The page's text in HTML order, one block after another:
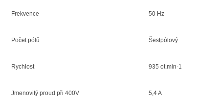
Frekvence 50 Hz
Počet pólů Šestpólový
Rychlost 935 ot.min-1
Jmenovitý proud při 400V 5,4 A